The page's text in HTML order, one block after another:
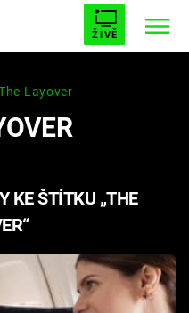
ŽIVĚ
UPÍRŮ
5
Layover
KE ŠTÍTKU „THE